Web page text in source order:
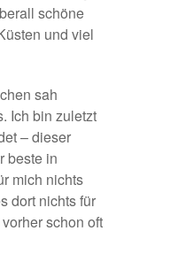
schöne
und viel
sah
Ich bin zuletzt
– dieser
beste in
mich nichts
dort nichts für
schon oft